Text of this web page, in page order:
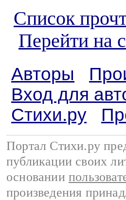
Список
Перейти на
Авторы
Вход для
Стихи.ру
Портал Стихи.ру
публикации своих
основании
произведения